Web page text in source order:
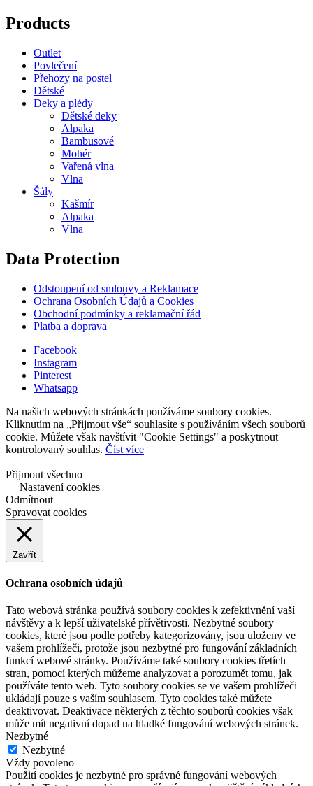
Products
Outlet
Povlečení
Přehozy na postel
Dětské
Deky a plédy
Dětské deky
Alpaka
Bambusové
Mohér
Vařená vlna
Vlna
Šály
Kašmír
Alpaka
Vlna
Data Protection
Odstoupení od smlouvy a Reklamace
Ochrana Osobních Údajů a Cookies
Obchodní podmínky a reklamační řád
Platba a doprava
Facebook
Instagram
Pinterest
Whatsapp
Na našich webových stránkách používáme soubory cookies.
Kliknutím na „Přijmout vše“ souhlasíte s používáním všech souborů
cookie. Můžete však navštívit "Cookie Settings" a poskytnout
kontrolovaný souhlas. Číst více
Přijmout všechno
Nastavení cookies
Odmítnout
Spravovat cookies
Zavřít
Ochrana osobních údajů
Tato webová stránka používá soubory cookies k zefektivnění vaší
návštěvy a k lepší uživatelské přívětivosti. Nezbytné soubory
cookies, které jsou podle potřeby kategorizovány, jsou uloženy ve
vašem prohlížeči, protože jsou nezbytné pro fungování základních
funkcí webové stránky. Používáme také soubory cookies třetích
stran, pomocí kterých můžeme analyzovat a porozumět tomu, jak
používáte tento web. Tyto soubory cookies se ve vašem prohlížeči
ukládají pouze s vaším souhlasem. Tyto cookies také můžete
deaktivovat. Deaktivace některých z těchto souborů cookies však
může mít negativní dopad na hladké fungování webových stránek.
Nezbytné
Nezbytné
Vždy povoleno
Použití cookies je nezbytné pro správné fungování webových